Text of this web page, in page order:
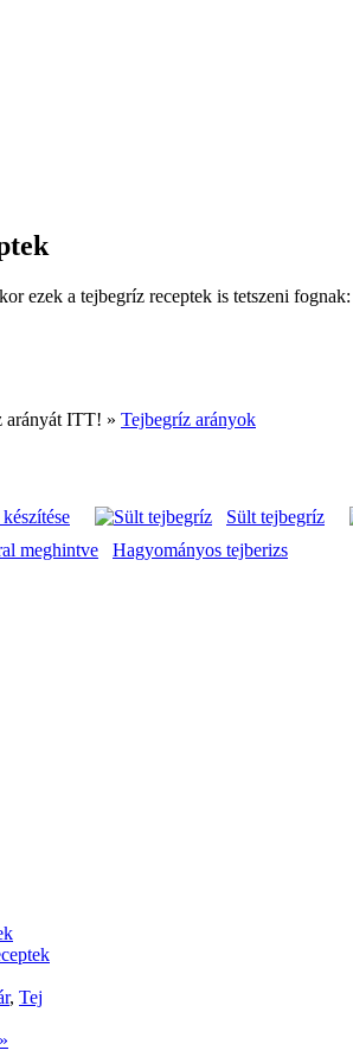
ezek a tejbegríz receptek is tetszeni fognak:
arányát ITT! » Tejbegríz arányok
Sült tejbegríz
Hagyományos tejberizs
, Tej